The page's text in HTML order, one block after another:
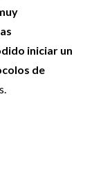
iniciar un
de